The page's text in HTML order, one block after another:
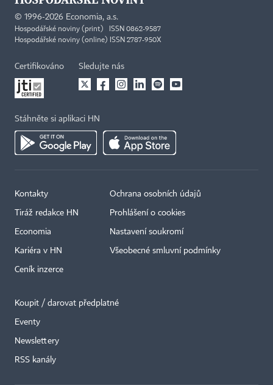
© 1996-2026 Economia, a.s.
Hospodářské noviny (print) ISSN 0862-9587
Hospodářské noviny (online) ISSN 2787-950X
Certifikováno Sledujte nás
Stáhněte si aplikaci HN
Kontakty
Tiráž redakce HN
Economia
Kariéra v HN
Ceník inzerce
Ochrana osobních údajů
Prohlášení o cookies
Nastavení soukromí
Všeobecné smluvní podmínky
Koupit / darovat předplatné
Eventy
Newslettery
RSS kanály